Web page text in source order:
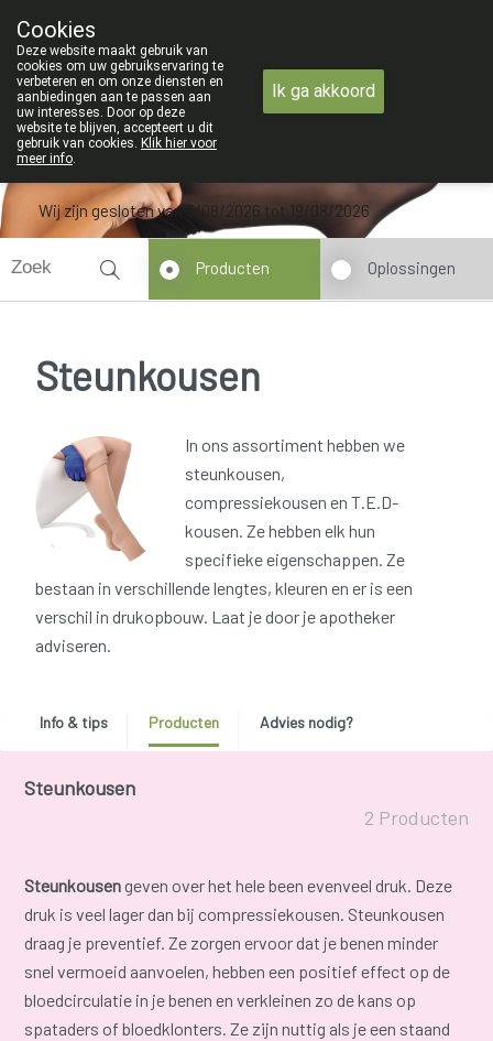
09 228 32 36
Wij zijn gesloten van 3/08/2026 tot 19/08/2026
Producten Oplossingen
Steunkousen
In ons assortiment hebben we
steunkousen,
compressiekousen en T.E.D-
kousen. Ze hebben elk hun
specifieke eigenschappen. Ze
bestaan in verschillende lengtes, kleuren en er is een
verschil in drukopbouw. Laat je door je apotheker
adviseren.
Info & tips Producten Advies nodig?
Steunkousen
2 Producten
Steunkousengeven over het hele been evenveel druk. Deze
druk is veel lager dan bij compressiekousen. Steunkousen
draag je preventief. Ze zorgen ervoor dat je benen minder
snel vermoeid aanvoelen, hebben een positief effect op de
bloedcirculatie in je benen en verkleinen zo de kans op
spataders of bloedklonters. Ze zijn nuttig als je een staand
Cookies
Deze website maakt gebruik van
cookies om uw gebruikservaring te
verbeteren en om onze diensten en
aanbiedingen aan te passen aan
uw interesses. Door op deze
website te blijven, accepteert u dit
gebruik van cookies. Klik hier voor
meer info.
Ik ga akkoord